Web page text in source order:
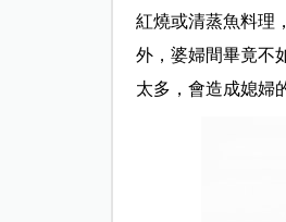
紅燒或清蒸魚料理
外，婆婦間畢竟不
太多，會造成媳婦